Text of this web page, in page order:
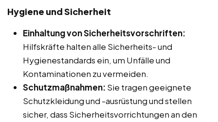
Hygiene und Sicherheit
Einhaltung von Sicherheitsvorschriften:
Hilfskräfte halten alle Sicherheits- und
Hygienestandards ein, um Unfälle und
Kontaminationen zu vermeiden.
Schutzmaßnahmen: Sie tragen geeignete
Schutzkleidung und -ausrüstung und stellen
sicher, dass Sicherheitsvorrichtungen an den